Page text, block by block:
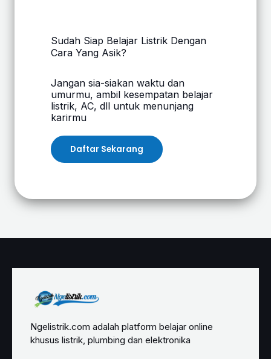
Sudah Siap Belajar Listrik Dengan
Cara Yang Asik?
Jangan sia-siakan waktu dan
umurmu, ambil kesempatan belajar
listrik, AC, dll untuk menunjang
karirmu
Daftar Sekarang
Ngelistrik.com adalah platform belajar online
khusus listrik, plumbing dan elektronika